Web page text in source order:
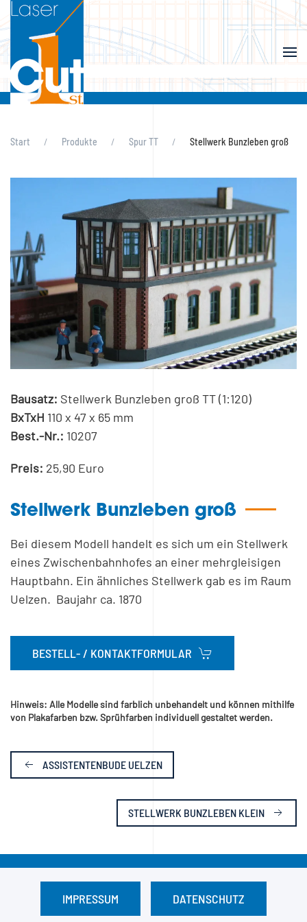
Skip to main content
Start Produkte Spur TT Stellwerk Bunzleben groß
Bausatz: Stellwerk Bunzleben groß TT (1:120)
BxTxH 110 x 47 x 65 mm
Best.-Nr.: 10207
Preis: 25,90 Euro
Stellwerk Bunzleben groß
Bei diesem Modell handelt es sich um ein Stellwerk
eines Zwischenbahnhofes an einer mehrgleisigen
Hauptbahn. Ein ähnliches Stellwerk gab es im Raum
Uelzen. Baujahr ca. 1870
BESTELL- / KONTAKTFORMULAR
Hinweis: Alle Modelle sind farblich unbehandelt und können mithilfe
von Plakafarben bzw. Sprühfarben individuell gestaltet werden.
ASSISTENTENBUDE UELZEN
STELLWERK BUNZLEBEN KLEIN
IMPRESSUM DATENSCHUTZ